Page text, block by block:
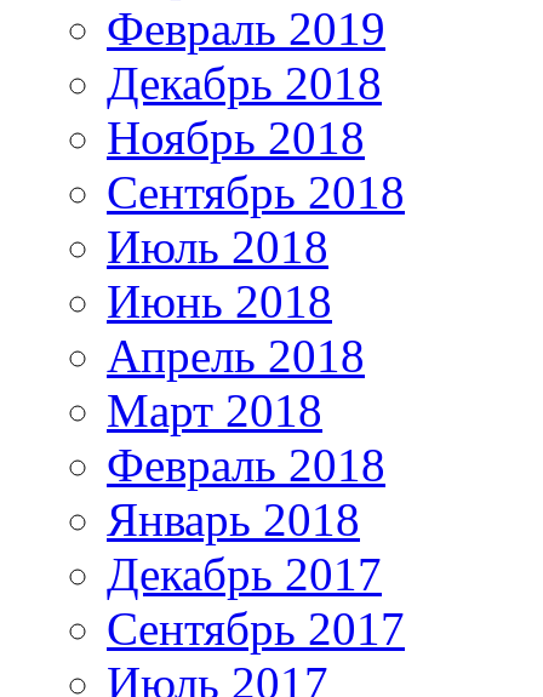
Февраль 2019
Декабрь 2018
Ноябрь 2018
Сентябрь 2018
Июль 2018
Июнь 2018
Апрель 2018
Март 2018
Февраль 2018
Январь 2018
Декабрь 2017
Сентябрь 2017
Июль 2017